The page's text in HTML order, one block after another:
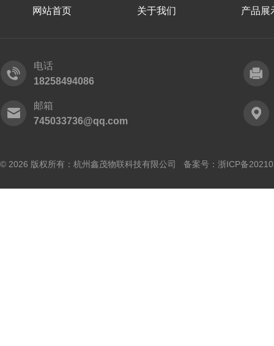
网站首页 关于我们 产品展
电话
18258494086
邮箱
745033736@qq.com
© 2026 版权所有：杭州鑫茂物联科技有限公司 备案号： 浙ICP备